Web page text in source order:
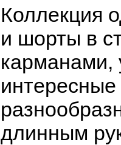
Коллекция
и шорты в
карманами,
интересные
длинным